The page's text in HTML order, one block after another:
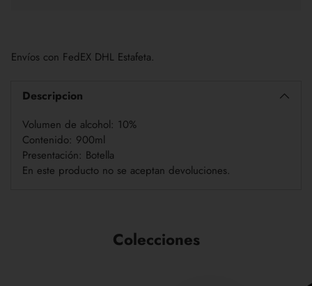
un
producto
Envíos con FedEX DHL Estafeta.
Descripcion
Volumen de alcohol: 10%
Contenido: 900ml
Presentación: Botella
En este producto no se aceptan devoluciones.
Colecciones